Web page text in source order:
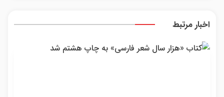
بلفاروپلاستی
اخبار مرتبط